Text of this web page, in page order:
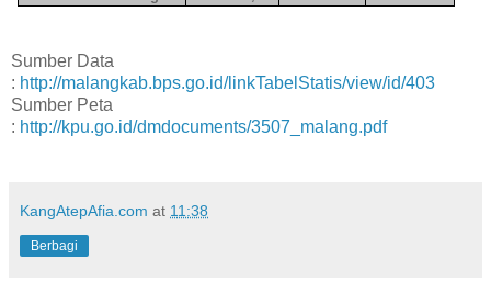
Sumber Data
: http://malangkab.bps.go.id/linkTabelStatis/view/id/403
Sumber Peta
: http://kpu.go.id/dmdocuments/3507_malang.pdf
KangAtepAfia.com at 11:38
Berbagi